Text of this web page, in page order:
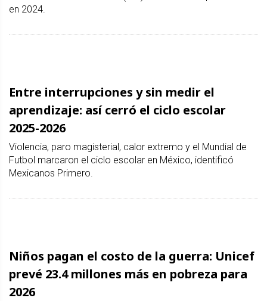
en 2024.
Entre interrupciones y sin medir el
aprendizaje: así cerró el ciclo escolar
2025-2026
Violencia, paro magisterial, calor extremo y el Mundial de
Futbol marcaron el ciclo escolar en México, identificó
Mexicanos Primero.
Niños pagan el costo de la guerra: Unicef
prevé 23.4 millones más en pobreza para
2026